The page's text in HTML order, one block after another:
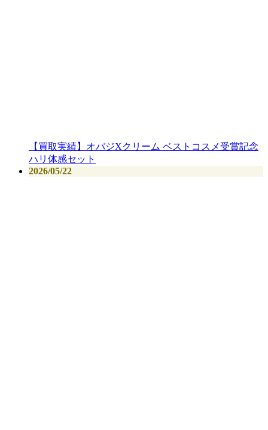
【買取実績】オバジXクリーム ベストコスメ受賞記念
ハリ体感セット
2026/05/22